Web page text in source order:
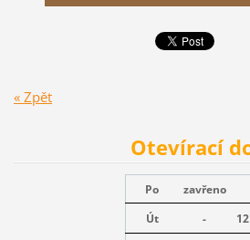
« Zpět
Otevírací
Po
zavřeno
Út
-